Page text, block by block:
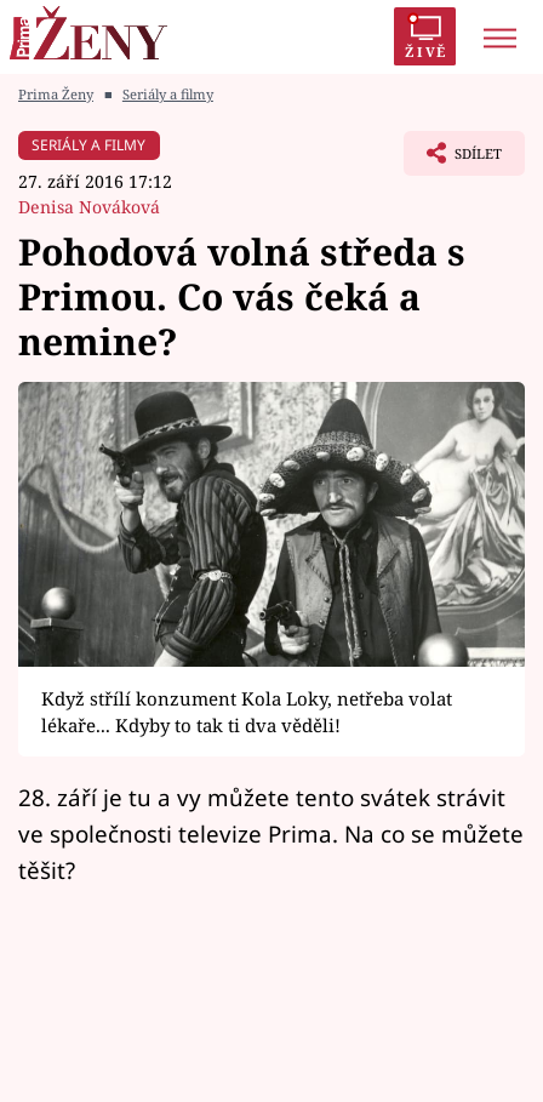
ŽIVĚ
Módní alarm
Témata
Celebrity
Vztahy
Seriály
Horoskopy
Sledujte prima+
Filmový festival Karlovy Vary
Pořady
Mámy sobě
Přihlášení
Prima Ženy ■ Seriály a filmy
SERIÁLY A FILMY
27. září 2016 17:12
Denisa Nováková
SDÍLET
Pohodová volná středa s
Primou. Co vás čeká a
nemine?
Když střílí konzument Kola Loky, netřeba volat
lékaře... Kdyby to tak ti dva věděli!
28. září je tu a vy můžete tento svátek strávit
ve společnosti televize Prima. Na co se můžete
těšit?